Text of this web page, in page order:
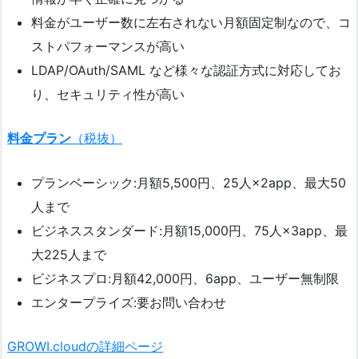
料金がユーザー数に左右されない月額固定制なので、コ
ストパフォーマンスが高い
LDAP/OAuth/SAML など様々な認証方式に対応してお
り、セキュリティ性が高い
料金プラン （税抜）
プランベーシック:月額5,500円、25人×2app、最大50
人まで
ビジネススタンダード:月額15,000円、75人×3app、最
大225人まで
ビジネスプロ:月額42,000円、6app、ユーザー無制限
エンタープライズ:要お問い合わせ
GROWI.cloudの詳細ページ